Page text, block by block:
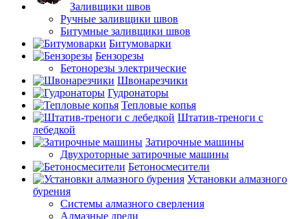
Заливщики швов
Ручные заливщики швов
Битумные заливщики швов
Битумоварки
Бензорезы
Бетонорезы электрические
Швонарезчики
Гудронаторы
Тепловые копья
Штатив-треноги с
лебедкой
Затирочные машины
Двухроторные затирочные машины
Бетоносмесители
Установки алмазного
бурения
Системы алмазного сверления
Алмазные дрели